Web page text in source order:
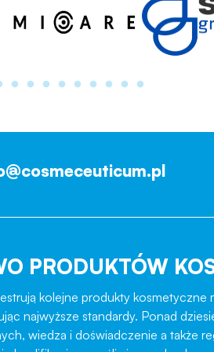
PRODUKTÓW
kolejne produkty kosmetyczne
najwyższe standardy. Ponad
wiedza i doświadczenie a także